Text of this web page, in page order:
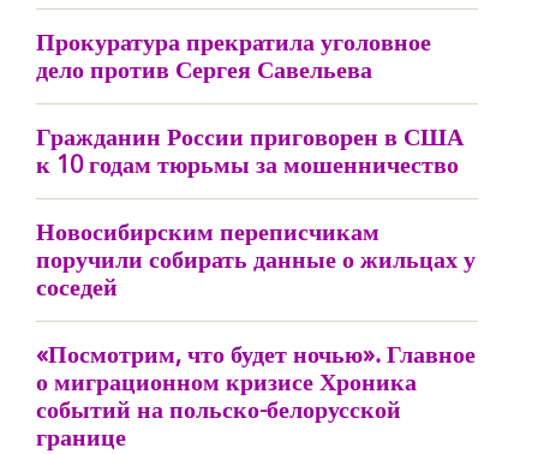
Прокуратура прекратила уголовное
дело против Сергея Савельева
Гражданин России приговорен в США
к 10 годам тюрьмы за мошенничество
Новосибирским переписчикам
поручили собирать данные о жильцах у
соседей
«Посмотрим, что будет ночью». Главное
о миграционном кризисе Хроника
событий на польско-белорусской
границе